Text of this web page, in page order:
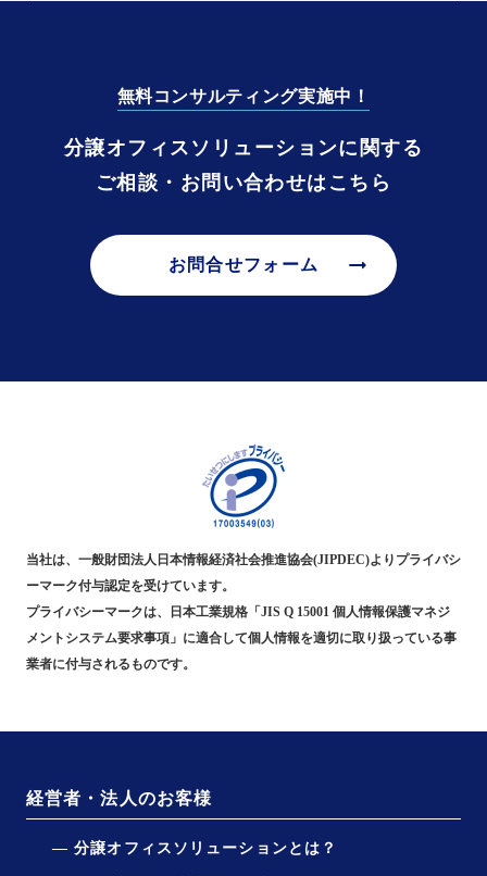
無料コンサルティング実施中！
分譲オフィスソリューションに関する
ご相談・お問い合わせはこちら
お問合せフォーム arrow_right_alt
当社は、一般財団法人日本情報経済社会推進協会(JIPDEC)よりプライバシ
ーマーク付与認定を受けています。
プライバシーマークは、日本工業規格「JIS Q 15001 個人情報保護マネジ
メントシステム要求事項」に適合して個人情報を適切に取り扱っている事
業者に付与されるものです。
経営者・法人のお客様
分譲オフィスソリューションとは？